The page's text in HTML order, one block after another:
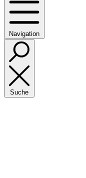
Navigation
Suche